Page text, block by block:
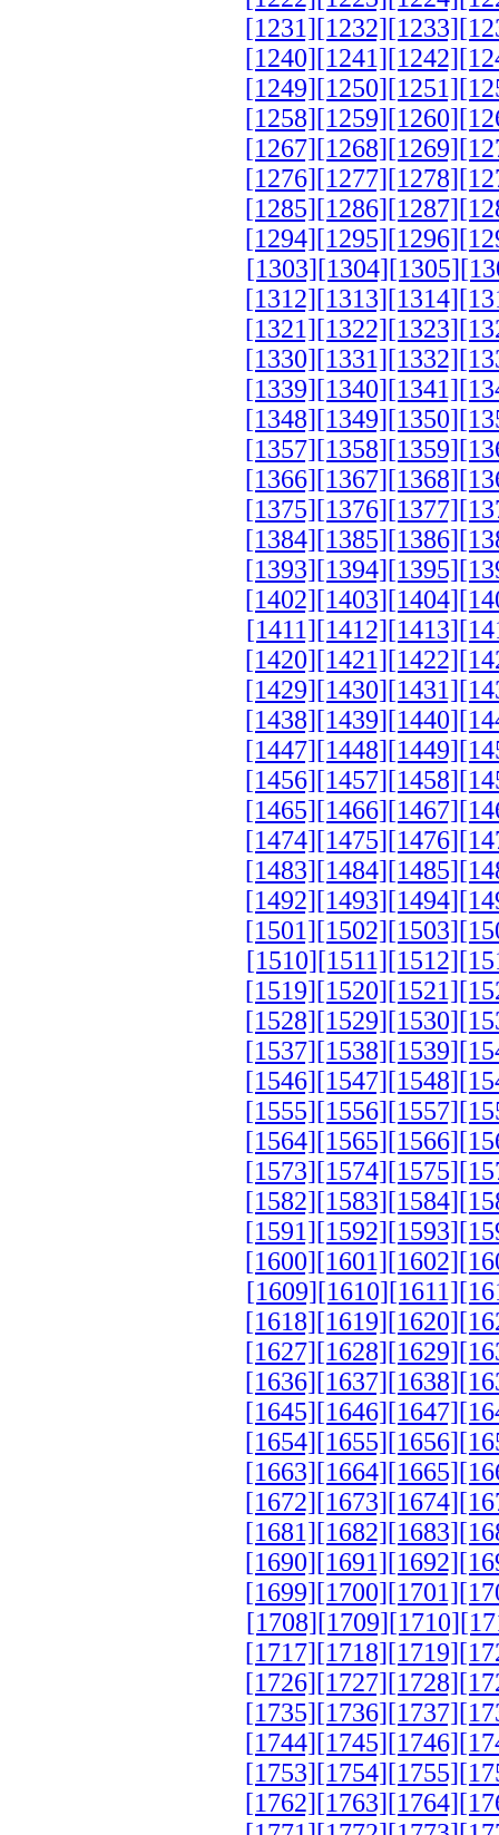
[1231][1232][1233]
[1240][1241][1242]
[1249][1250][1251]
[1258][1259][1260]
[1267][1268][1269]
[1276][1277][1278]
[1285][1286][1287]
[1294][1295][1296]
[1303][1304][1305]
[1312][1313][1314]
[1321][1322][1323]
[1330][1331][1332]
[1339][1340][1341]
[1348][1349][1350]
[1357][1358][1359]
[1366][1367][1368]
[1375][1376][1377]
[1384][1385][1386]
[1393][1394][1395]
[1402][1403][1404]
[1411][1412][1413]
[1420][1421][1422]
[1429][1430][1431]
[1438][1439][1440]
[1447][1448][1449]
[1456][1457][1458]
[1465][1466][1467]
[1474][1475][1476]
[1483][1484][1485]
[1492][1493][1494]
[1501][1502][1503]
[1510][1511][1512]
[1519][1520][1521]
[1528][1529][1530]
[1537][1538][1539]
[1546][1547][1548]
[1555][1556][1557]
[1564][1565][1566]
[1573][1574][1575]
[1582][1583][1584]
[1591][1592][1593]
[1600][1601][1602]
[1609][1610][1611]
[1618][1619][1620]
[1627][1628][1629]
[1636][1637][1638]
[1645][1646][1647]
[1654][1655][1656]
[1663][1664][1665]
[1672][1673][1674]
[1681][1682][1683]
[1690][1691][1692]
[1699][1700][1701]
[1708][1709][1710]
[1717][1718][1719]
[1726][1727][1728]
[1735][1736][1737]
[1744][1745][1746]
[1753][1754][1755]
[1762][1763][1764]